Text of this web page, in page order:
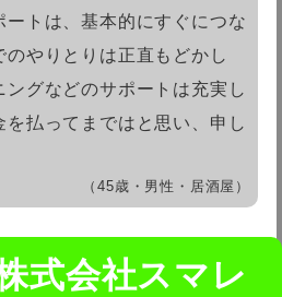
ートは、基本的にすぐにつな
やりとりは正直もどかし
グなどのサポートは充実し
払ってまではと思い、申し
（45歳・男性・居酒屋）
式会社スマレ